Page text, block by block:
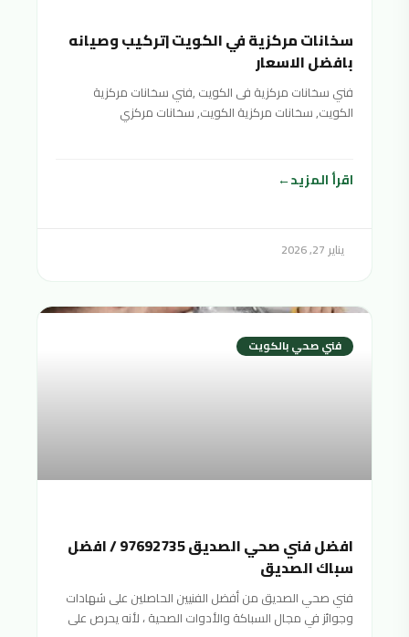
سخانات مركزية في الكويت |تركيب وصيانه
بافضل الاسعار
فني سخانات مركزية فى الكويت ,فني سخانات مركزية
الكويت, سخانات مركزية الكويت, سخانات مركزي
اقرأ المزيد
يناير 27, 2026
فني صحي بالكويت
افضل فني صحي الصديق 97692735 / افضل
سباك الصديق
فني صحي الصديق من أفضل الفنيين الحاصلين على شهادات
وجوائز في مجال السباكة والأدوات الصحية ، لأنه يحرص على